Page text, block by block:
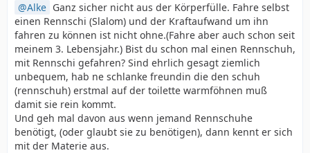
Alke Ganz sicher nicht aus der Körperfülle. Fahre selbst
einen Rennschi (Slalom) und der Kraftaufwand um ihn
fahren zu können ist nicht ohne.(Fahre aber auch schon seit
meinem 3. Lebensjahr.) Bist du schon mal einen Rennschuh,
mit Rennschi gefahren? Sind ehrlich gesagt ziemlich
unbequem, hab ne schlanke freundin die den schuh
(rennschuh) erstmal auf der toilette warmföhnen muß
damit sie rein kommt.
Und geh mal davon aus wenn jemand Rennschuhe
benötigt, (oder glaubt sie zu benötigen), dann kennt er sich
mit der Materie aus.